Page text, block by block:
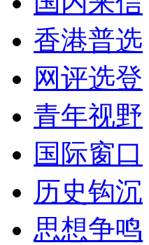
香港普选
网评选登
青年视野
国际窗口
历史钩沉
思想争鸣